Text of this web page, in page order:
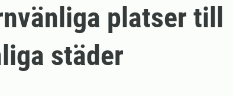
platser till
städer